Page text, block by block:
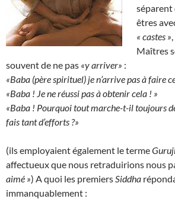
séparent
êtres
« castes »
Maîtres
souvent de ne pas «y arriver» :
«Baba (père spirituel) je n’arrive pas à faire
«Baba ! Je ne réussi pas à obtenir cela ! »
«Baba ! Pourquoi tout marche-t-il toujours
fais tant d’efforts ?»
(ils employaient également le terme
affectueux que nous retraduirions nous
aimé ») A quoi les premiers Siddha
immanquablement :